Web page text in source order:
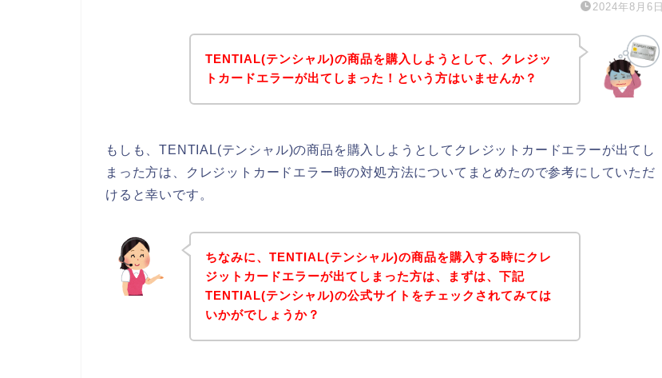
2024年8月6日
TENTIAL(テンシャル)の商品を購入しようとして、クレジッ
トカードエラーが出てしまった！という方はいませんか？
もしも、TENTIAL(テンシャル)の商品を購入しようとしてクレジットカードエラーが出てし
まった方は、クレジットカードエラー時の対処方法についてまとめたので参考にしていただ
けると幸いです。
ちなみに、TENTIAL(テンシャル)の商品を購入する時にクレ
ジットカードエラーが出てしまった方は、まずは、下記
TENTIAL(テンシャル)の公式サイトをチェックされてみては
いかがでしょうか？